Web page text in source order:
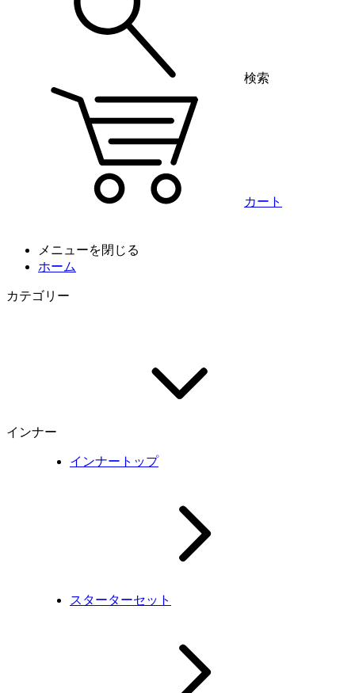
検索
カート
メニューを閉じる
ホーム
カテゴリー
インナー
インナートップ
スターターセット